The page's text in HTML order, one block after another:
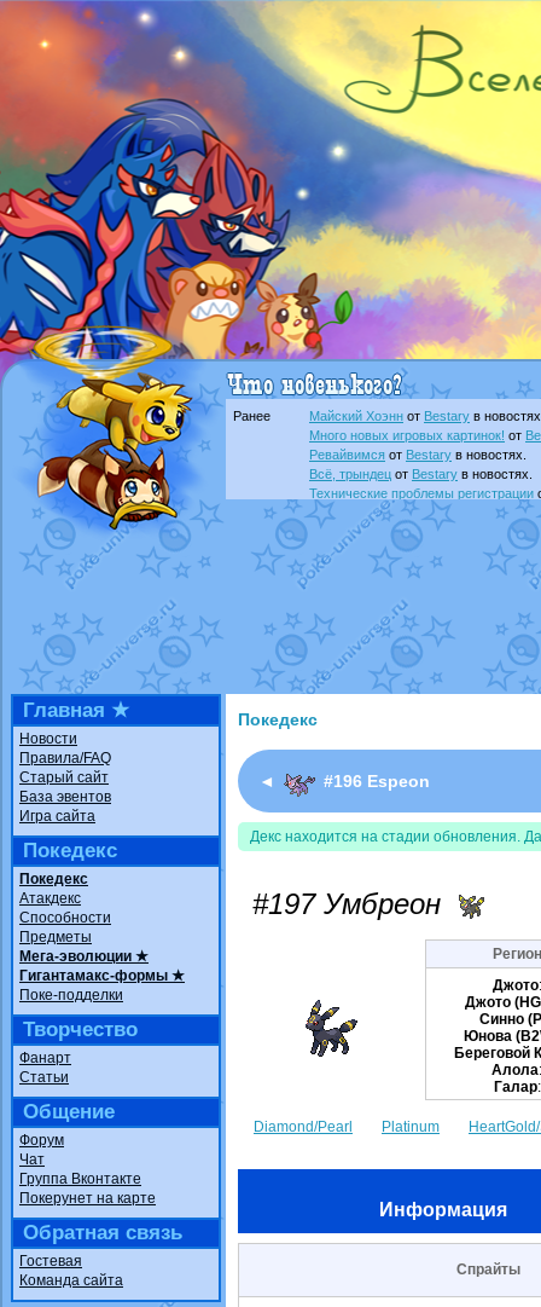
Ранее Майский Хоэнн от Bestary в
Много новых игровых картинок! от
Ревайвимся от Bestary в новостях.
Всё, трындец от Bestary в новостях.
Технические проблемы регистрации
доброе утро славянеот Dakkuв
Йолда и Мимикьюот MavisNyanCat
Недовольный котомангуст
от
The Dark Wishmakerот Randomon в
в
ilovearceus
Raging Boltот GraceDaFox
в
Shadow mismagius от
в
художник
от vicavica в фанарте.
Главная ★
Новости
Правила/FAQ
Старый сайт
База эвентов
Игра сайта
Покедекс
Покедекс
Атакдекс
Способности
Предметы
Мега-эволюции ★
Гигантамакс-формы ★
Поке-подделки
Творчество
Фанарт
Статьи
Общение
Форум
Чат
Группа Вконтакте
Покерунет на карте
Обратная связь
Гостевая
Команда сайта
Покедекс
◄ #196 Espeon
Декс находится на стадии обновления.
#197 Умбреон
Джото
Джото
Синно
Юнова
Береговой
Алола
Галар
Diamond/Pearl Platinum
Информация
Спрайты